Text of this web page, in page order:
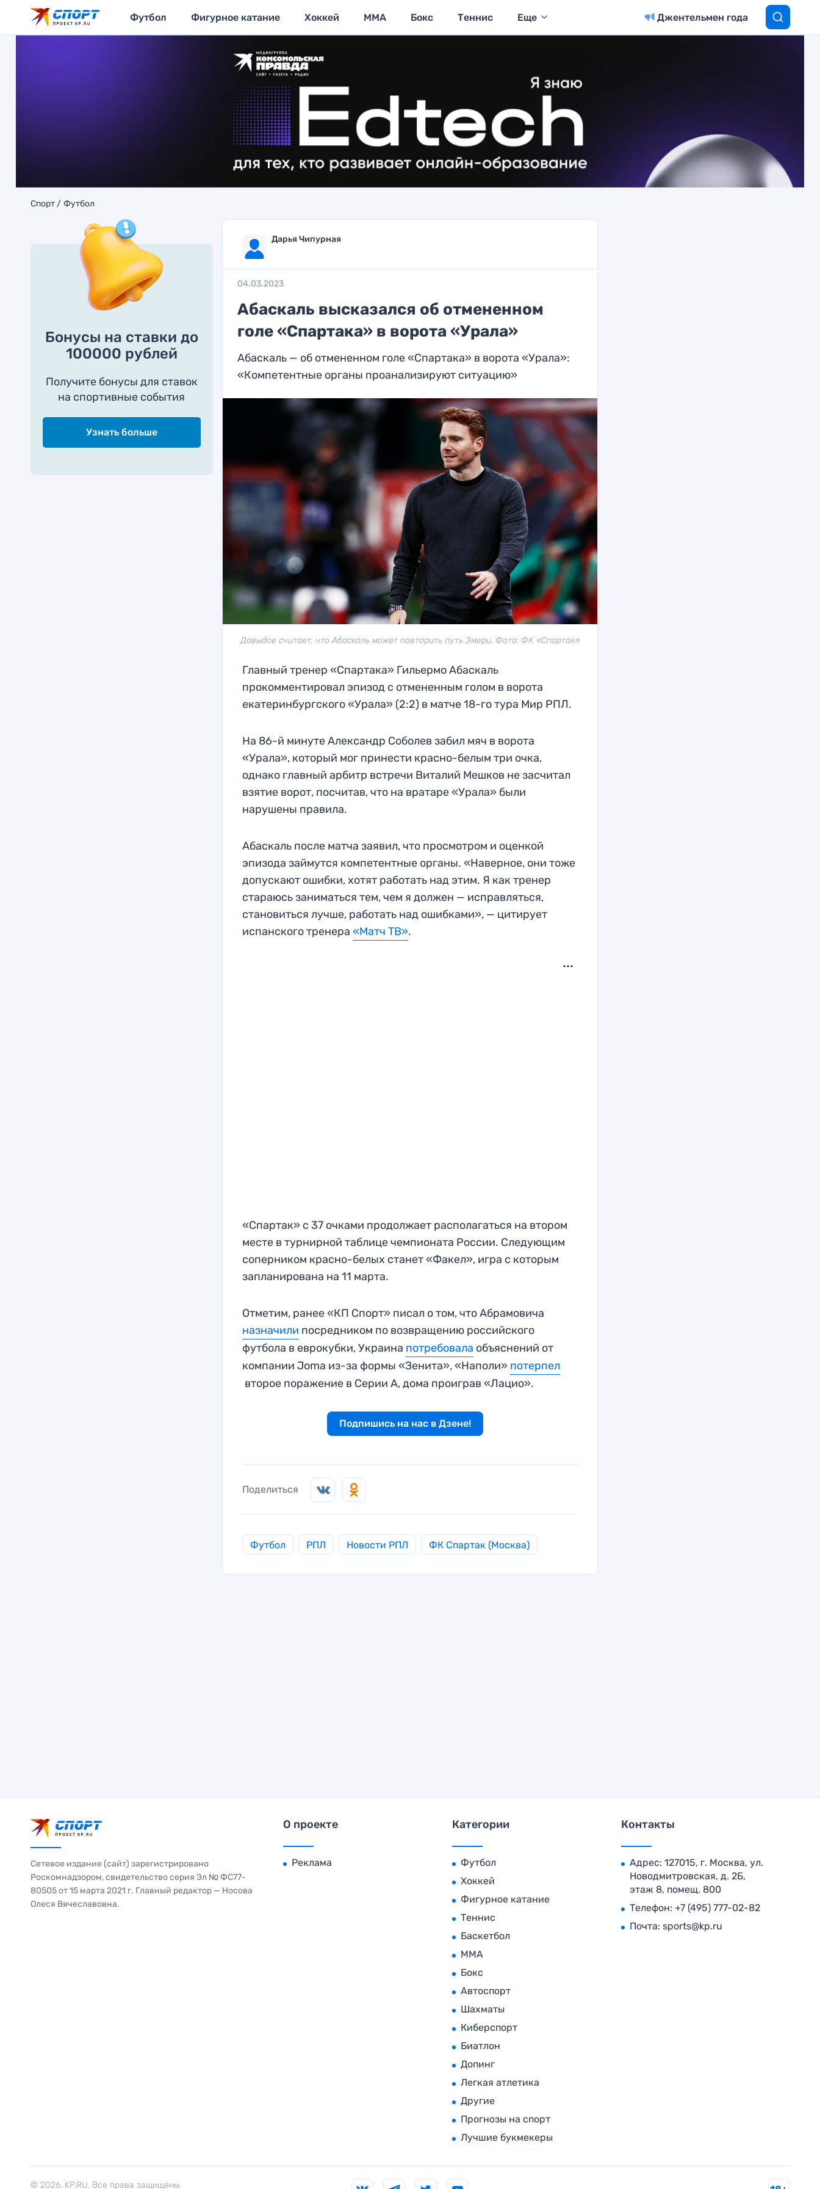
Футбол Фигурное катание Хоккей MMA Бокс Теннис Еще Джентельмен года
Спорт Футбол
Бонусы на ставки до
100000 рублей
Получите бонусы для ставок
на спортивные события
Узнать больше
Дарья Чипурная
04.03.2023
Абаскаль высказался об отмененном
голе «Спартака» в ворота «Урала»
Абаскаль — об отмененном голе «Спартака» в ворота «Урала»:
«Компетентные органы проанализируют ситуацию»
Давыдов считает, что Абаскаль может повторить путь Эмери. Фото: ФК «Спартак»
Главный тренер «Спартака» Гильермо Абаскаль
прокомментировал эпизод с отмененным голом в ворота
екатеринбургского «Урала» (2:2) в матче 18-го тура Мир РПЛ.
На 86-й минуте Александр Соболев забил мяч в ворота
«Урала», который мог принести красно-белым три очка,
однако главный арбитр встречи Виталий Мешков не засчитал
взятие ворот, посчитав, что на вратаре «Урала» были
нарушены правила.
Абаскаль после матча заявил, что просмотром и оценкой
эпизода займутся компетентные органы. «Наверное, они тоже
допускают ошибки, хотят работать над этим. Я как тренер
стараюсь заниматься тем, чем я должен — исправляться,
становиться лучше, работать над ошибками», — цитирует
испанского тренера«Матч ТВ».
«Спартак» с 37 очками продолжает располагаться на втором
месте в турнирной таблице чемпионата России. Следующим
соперником красно-белых станет «Факел», игра с которым
запланирована на 11 марта.
Отметим, ранее «КП Спорт» писал о том, что Абрамовича
назначили посредником по возвращению российского
футбола в еврокубки, Украина потребовала объяснений от
компании Joma из-за формы «Зенита», «Наполи» потерпел
второе поражение в Серии А, дома проиграв «Лацио».
Подпишись на нас в Дзене!
Поделиться
Футбол РПЛ Новости РПЛ ФК Спартак (Москва)
Сетевое издание (сайт) зарегистрировано
Роскомнадзором, свидетельство серия Эл № ФС77-
80505 от 15 марта 2021 г. Главный редактор — Носова
Олеся Вячеславовна.
О проекте
Реклама
Категории
Футбол
Хоккей
Фигурное катание
Теннис
Баскетбол
MMA
Бокс
Автоспорт
Шахматы
Киберспорт
Биатлон
Допинг
Легкая атлетика
Другие
Прогнозы на спорт
Лучшие букмекеры
Контакты
Адрес: 127015, г. Москва, ул.
Новодмитровская, д. 2Б,
этаж 8, помещ. 800
Телефон: +7 (495) 777-02-82
Почта: sports@kp.ru
© 2026. KP.RU. Все права защищены.